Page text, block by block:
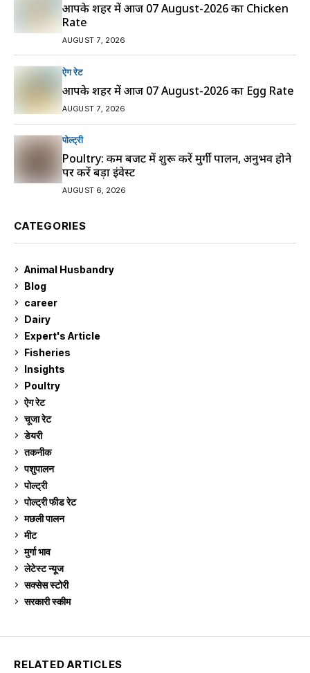
आपके शहर में आज 07 August-2026 का Chicken
Rate
AUGUST 7, 2026
ऐग रेट
आपके शहर में आज 07 August-2026 का Egg Rate
AUGUST 7, 2026
पोल्ट्री
Poultry: कम बजट में शुरू करें मुर्गी पालन, अनुभव होने
पर करें बड़ा इंवेस्ट
AUGUST 6, 2026
CATEGORIES
Animal Husbandry
Blog
career
Dairy
Expert's Article
Fisheries
Insights
Poultry
ऐग रेट
चूजा रेट
डेयरी
तकनीक
पशुपालन
पोल्ट्री
पोल्ट्री फीड रेट
मछली पालन
मीट
मुर्गा भाव
लेटेस्ट न्यूज
सक्सेस स्टो‍री
सरकारी स्की‍म
RELATED ARTICLES